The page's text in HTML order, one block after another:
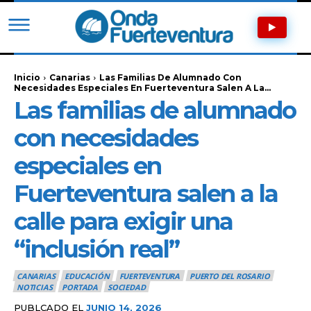
Inicio Canarias
Las Familias De Alumnado Con
Necesidades Especiales En Fuerteventura Salen A La...
Las familias de alumnado
con necesidades
especiales en
Fuerteventura salen a la
calle para exigir una
“inclusión real”
CANARIAS EDUCACIÓN FUERTEVENTURA
PUERTO DEL ROSARIO
NOTICIAS
PORTADA SOCIEDAD
PUBLCADO EL JUNIO 14, 2026